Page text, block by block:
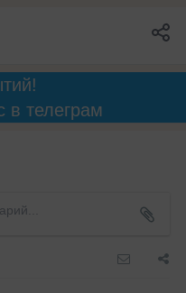
в телеграм